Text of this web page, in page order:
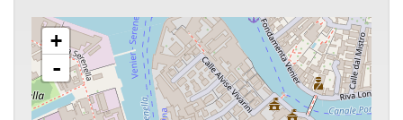
+
-